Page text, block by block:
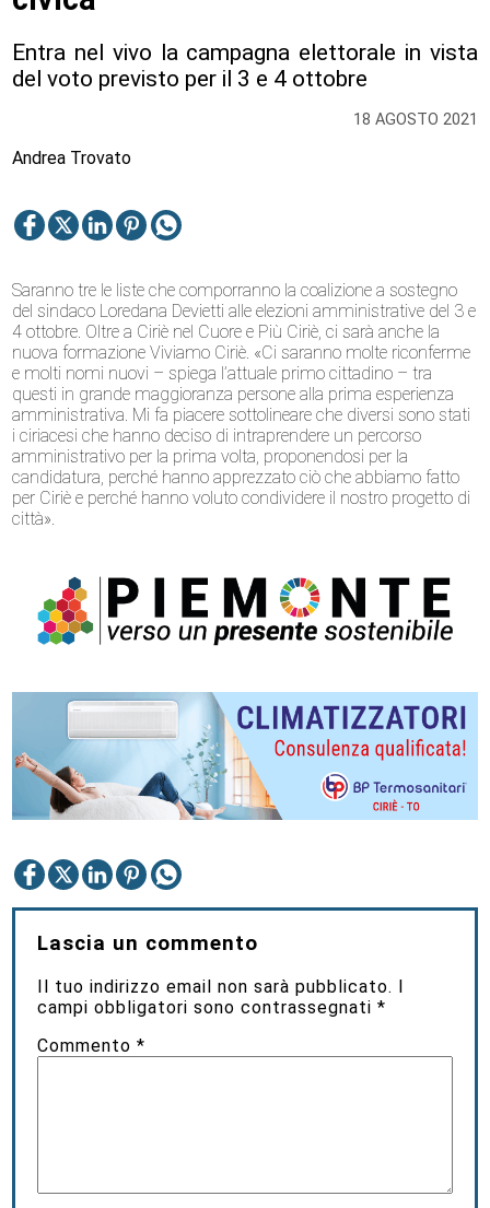
18 AGOSTO 2021
Entra nel vivo la campagna elettorale in vista
del voto previsto per il 3 e 4 ottobre
Andrea Trovato
Saranno tre le liste che comporranno la coalizione a sostegno
del sindaco Loredana Devietti alle elezioni amministrative del 3 e
4 ottobre. Oltre a Ciriè nel Cuore e Più Ciriè, ci sarà anche la
nuova formazione Viviamo Ciriè. «Ci saranno molte riconferme
e molti nomi nuovi – spiega l’attuale primo cittadino – tra
questi in grande maggioranza persone alla prima esperienza
amministrativa. Mi fa piacere sottolineare che diversi sono stati
i ciriacesi che hanno deciso di intraprendere un percorso
amministrativo per la prima volta, proponendosi per la
candidatura, perché hanno apprezzato ciò che abbiamo fatto
per Ciriè e perché hanno voluto condividere il nostro progetto di
città».
Lascia un commento
Il tuo indirizzo email non sarà pubblicato. I
campi obbligatori sono contrassegnati*
Commento*